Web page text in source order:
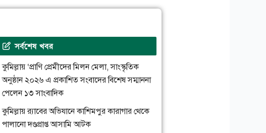
সর্বশেষ খবর
কুমিল্লায় ‘প্রাণি প্রেমীদের মিলন মেলা, সাংস্কৃতিক
অনুষ্ঠান ২০২৬ এ প্রকাশিত সংবাদের বিশেষ সম্মাননা
পেলেন ১৩ সাংবাদিক
কুমিল্লায় র‌্যাবের অভিযানে কাশিমপুর কারাগার থেকে
পালানো দণ্ডপ্রাপ্ত আসামি আটক